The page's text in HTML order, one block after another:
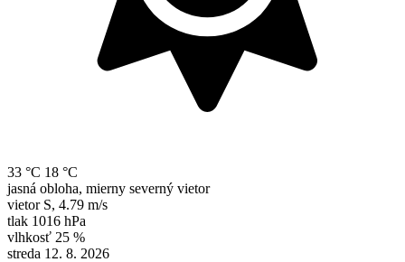
33 °C 18 °C
jasná obloha, mierny severný vietor
vietor S, 4.79 m/s
tlak 1016 hPa
vlhkosť 25 %
streda 12. 8. 2026